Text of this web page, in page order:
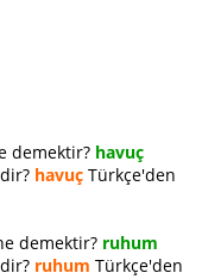
demektir? havuç
havuç Türkçe'den
demektir? ruhum
ruhum Türkçe'den